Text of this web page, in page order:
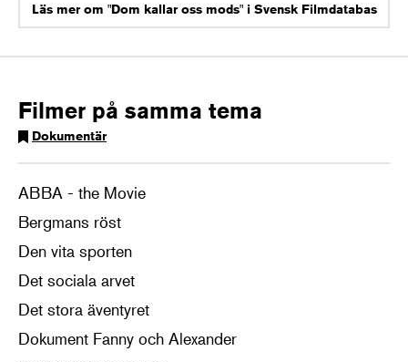
Läs mer om "Dom kallar oss mods" i Svensk Filmdatabas
Filmer på samma tema
Dokumentär
ABBA - the Movie
Bergmans röst
Den vita sporten
Det sociala arvet
Det stora äventyret
Dokument Fanny och Alexander